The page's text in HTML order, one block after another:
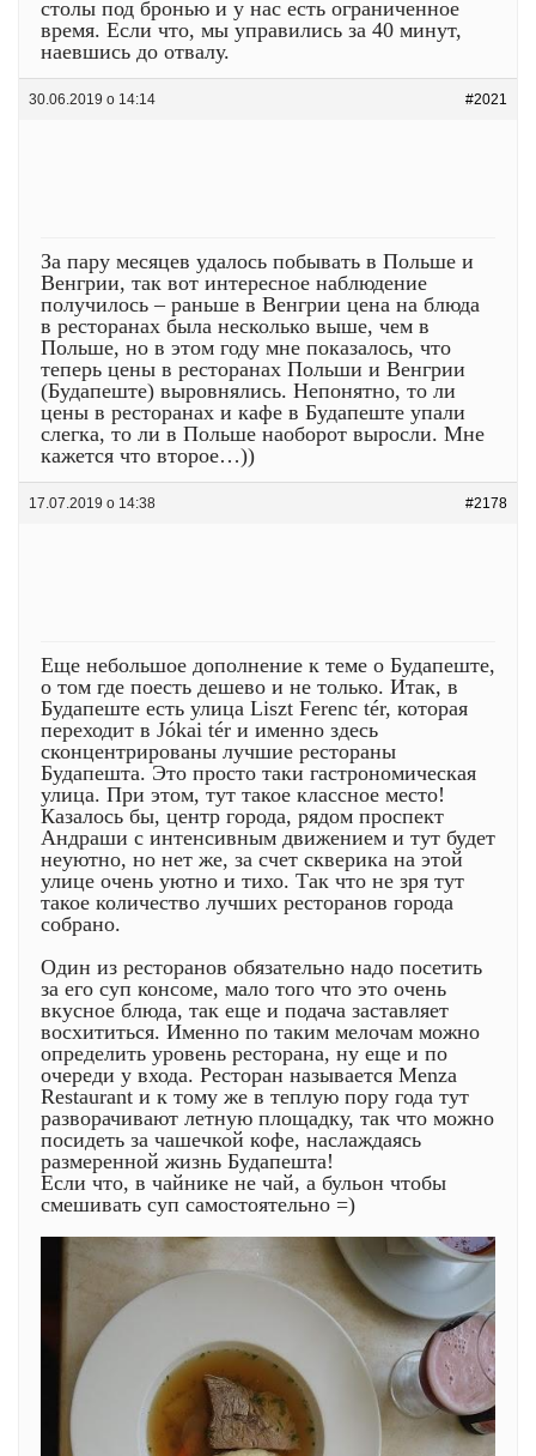
столы под бронью и у нас есть ограниченное
время. Если что, мы управились за 40 минут,
наевшись до отвалу.
30.06.2019 о 14:14 #2021
За пару месяцев удалось побывать в Польше и
Венгрии, так вот интересное наблюдение
получилось – раньше в Венгрии цена на блюда
в ресторанах была несколько выше, чем в
Польше, но в этом году мне показалось, что
теперь цены в ресторанах Польши и Венгрии
(Будапеште) выровнялись. Непонятно, то ли
цены в ресторанах и кафе в Будапеште упали
слегка, то ли в Польше наоборот выросли. Мне
кажется что второе…))
17.07.2019 о 14:38 #2178
Еще небольшое дополнение к теме о Будапеште,
о том где поесть дешево и не только. Итак, в
Будапеште есть улица Liszt Ferenc tér, которая
переходит в Jókai tér и именно здесь
сконцентрированы лучшие рестораны
Будапешта. Это просто таки гастрономическая
улица. При этом, тут такое классное место!
Казалось бы, центр города, рядом проспект
Андраши с интенсивным движением и тут будет
неуютно, но нет же, за счет скверика на этой
улице очень уютно и тихо. Так что не зря тут
такое количество лучших ресторанов города
собрано.
Один из ресторанов обязательно надо посетить
за его суп консоме, мало того что это очень
вкусное блюда, так еще и подача заставляет
восхититься. Именно по таким мелочам можно
определить уровень ресторана, ну еще и по
очереди у входа. Ресторан называется Menza
Restaurant и к тому же в теплую пору года тут
разворачивают летную площадку, так что можно
посидеть за чашечкой кофе, наслаждаясь
размеренной жизнь Будапешта!
Если что, в чайнике не чай, а бульон чтобы
смешивать суп самостоятельно =)